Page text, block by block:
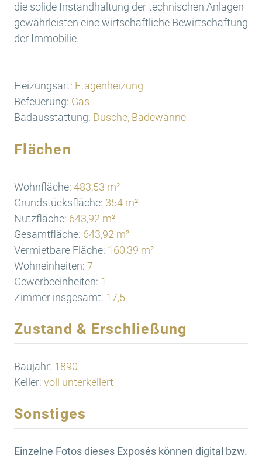
die solide Instandhaltung der technischen Anlagen
gewährleisten eine wirtschaftliche Bewirtschaftung
der Immobilie.
Heizungsart: Etagenheizung
Befeuerung: Gas
Badausstattung: Dusche, Badewanne
Flächen
Wohnfläche: 483,53 m²
Grundstücksfläche: 354 m²
Nutzfläche: 643,92 m²
Gesamtfläche: 643,92 m²
Vermietbare Fläche: 160,39 m²
Wohneinheiten: 7
Gewerbeeinheiten: 1
Zimmer insgesamt: 17,5
Zustand & Erschließung
Baujahr: 1890
Keller: voll unterkellert
Sonstiges
Einzelne Fotos dieses Exposés können digital bzw.